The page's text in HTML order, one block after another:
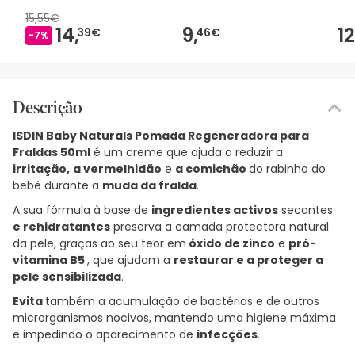
15,55€
-7% 14,39€ 9,46€
Descrição
ISDIN Baby Naturals Pomada Regeneradora para
Fraldas 50ml é um creme que ajuda a reduzir a
irritação, a vermelhidão e a comichão do rabinho do
bebé durante a muda da fralda.
A sua fórmula à base de ingredientes activos secantes
e rehidratantes preserva a camada protectora natural
da pele, graças ao seu teor em óxido de zinco e pró-
vitamina B5, que ajudam a restaurar e a proteger a
pele sensibilizada.
Evita também a acumulação de bactérias e de outros
microrganismos nocivos, mantendo uma higiene máxima
e impedindo o aparecimento de infecções.